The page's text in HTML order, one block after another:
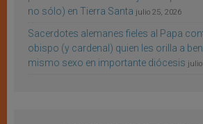
no sólo) en Tierra Santa julio 25, 2026
Sacerdotes alemanes fieles al Papa
obispo (y cardenal) quien les orilla a
mismo sexo en importante diócesis